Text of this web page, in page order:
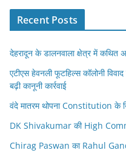
Recent Posts
देहरादून के डालनवाला क्षेत्र में कथित
एटीएस हेवनली फूटहिल्स कॉलोनी
बढ़ी कानूनी कार्रवाई
वंदे मातरम थोपना Constitution के
DK Shivakumar की High
Chirag Paswan का Rahul